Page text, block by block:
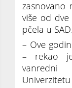
zasnovano
više od
pčela u SAD.
– Ove
– rekao
vanredni